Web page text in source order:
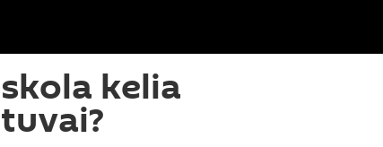
kelia